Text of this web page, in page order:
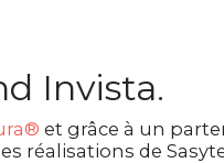
Invista.
et grâce à un
réalisations de